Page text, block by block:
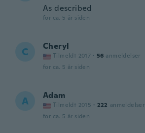
As described
for ca. 5 år siden
C Cheryl
Tilmeldt 2017 · 56 anmeldelser
for ca. 5 år siden
A Adam
Tilmeldt 2015 · 222 anmeldelser
for ca. 5 år siden